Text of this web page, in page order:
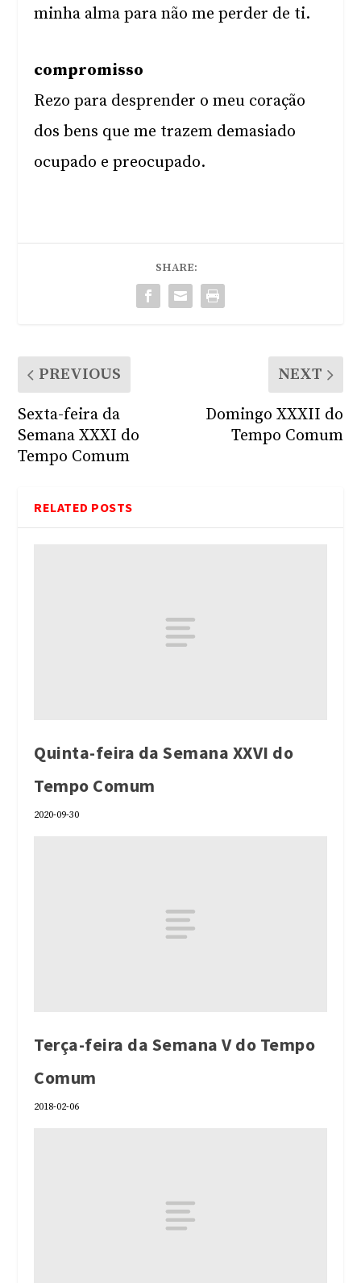
minha alma para não me perder de ti.
compromisso
Rezo para desprender o meu coração
dos bens que me trazem demasiado
ocupado e preocupado.
SHARE:
PREVIOUS
Sexta-feira da
Semana XXXI do
Tempo Comum
NEXT
Domingo XXXII do
Tempo Comum
RELATED POSTS
Quinta-feira da Semana XXVI do
Tempo Comum
2020-09-30
Terça-feira da Semana V do Tempo
Comum
2018-02-06